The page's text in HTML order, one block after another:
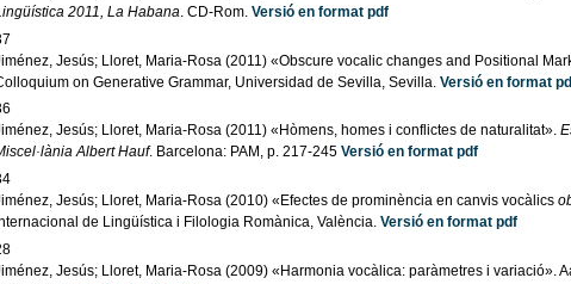
2011, La Habana. CD-Rom. Versió en format pdf
Jesús; Lloret, Maria-Rosa (2011) «Obscure vocalic changes and Positional
on Generative Grammar, Universidad de Sevilla, Sevilla. Versió en format
Jesús; Lloret, Maria-Rosa (2011) «Hòmens, homes i conflictes de naturalitat».
Albert Hauf. Barcelona: PAM, p. 217-245 Versió en format pdf
Jesús; Lloret, Maria-Rosa (2010) «Efectes de prominència en canvis vocàlics
de Lingüística i Filologia Romànica, València. Versió en format pdf
Jesús; Lloret, Maria-Rosa (2009) «Harmonia vocàlica: paràmetres i variació».